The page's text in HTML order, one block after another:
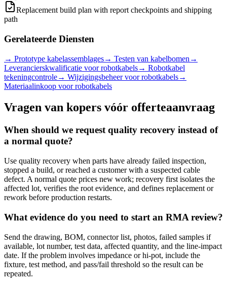
Replacement build plan with report checkpoints and shipping
path
Gerelateerde Diensten
→ Prototype kabelassemblages→ Testen van kabelbomen →
Leverancierskwalificatie voor robotkabels→ Robotkabel
tekeningcontrole→ Wijzigingsbeheer voor robotkabels→
Materiaalinkoop voor robotkabels
Vragen van kopers vóór offerteaanvraag
When should we request quality recovery instead of
a normal quote?
Use quality recovery when parts have already failed inspection,
stopped a build, or reached a customer with a suspected cable
defect. A normal quote prices new work; recovery first isolates the
affected lot, verifies the root evidence, and defines replacement or
rework before production restarts.
What evidence do you need to start an RMA review?
Send the drawing, BOM, connector list, photos, failed samples if
available, lot number, test data, affected quantity, and the line-impact
date. If the problem involves impedance or hi-pot, include the
fixture, test method, and pass/fail threshold so the result can be
repeated.